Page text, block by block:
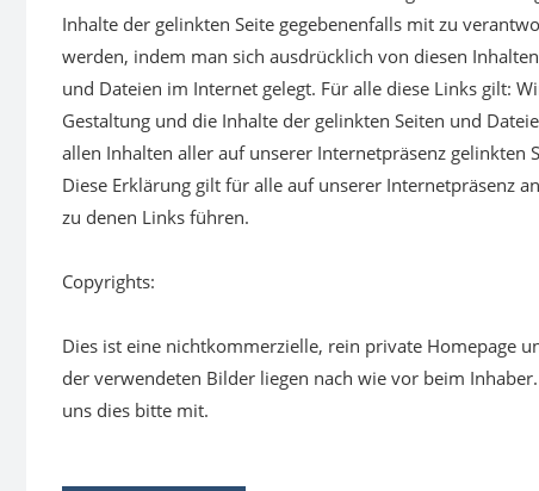
Inhalte der gelinkten Seite gegebenenfalls mit zu
werden, indem man sich ausdrücklich von diesen
und Dateien im Internet gelegt. Für alle diese Links gilt:
Gestaltung und die Inhalte der gelinkten Seiten und
allen Inhalten aller auf unserer Internetpräsenz gelinkten
Diese Erklärung gilt für alle auf unserer Internetpräsenz
zu denen Links führen.
Copyrights:
Dies ist eine nichtkommerzielle, rein private Homepage
der verwendeten Bilder liegen nach wie vor beim
uns dies bitte mit.